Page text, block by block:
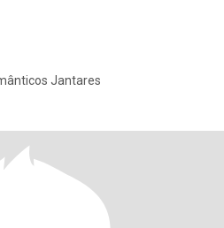
Amo fotografia Passeios românticos Jantares